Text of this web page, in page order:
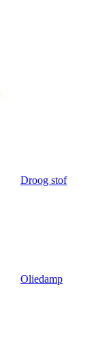
Droog stof
Oliedamp